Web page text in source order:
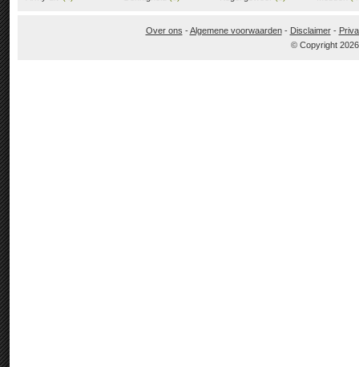
Over ons -Algemene voorwaarden- Disclaimer-
© Copyright